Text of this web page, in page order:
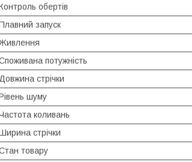
обертів
запуск
потужність
Довжина стрічки
шуму
коливань
стрічки
товару